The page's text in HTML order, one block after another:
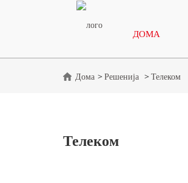
ДОМА
Дома Решенија Телеком
Телеком